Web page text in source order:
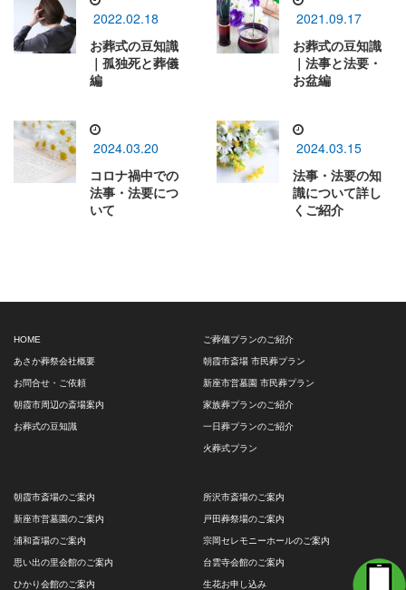
2022.02.18
お葬式の豆知識
｜孤独死と葬儀
編
2021.09.17
お葬式の豆知識
｜法事と法要・
お盆編
2024.03.20
コロナ禍中での
法事・法要につ
いて
2024.03.15
法事・法要の知
識について詳し
くご紹介
HOME
あさか葬祭会社概要
お問合せ・ご依頼
朝霞市周辺の斎場案内
お葬式の豆知識
ご葬儀プランのご紹介
朝霞市斎場 市民葬プラン
新座市営墓園 市民葬プラン
家族葬プランのご紹介
一日葬プランのご紹介
火葬式プラン
朝霞市斎場のご案内
新座市営墓園のご案内
浦和斎場のご案内
思い出の里会館のご案内
ひかり会館のご案内
所沢市斎場のご案内
戸田葬祭場のご案内
宗岡セレモニーホールのご案内
台雲寺会館のご案内
生花お申し込み